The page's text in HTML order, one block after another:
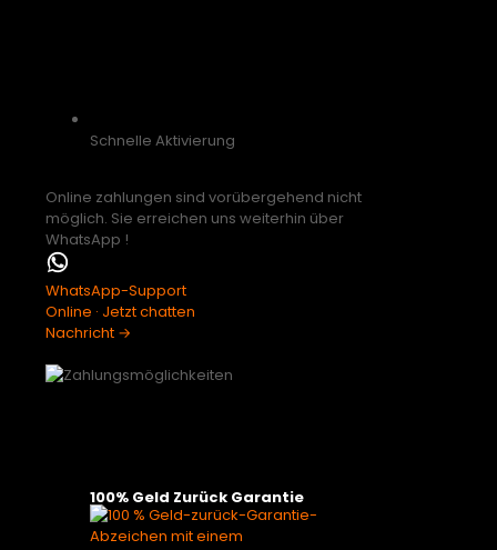
Schnelle Aktivierung
Online zahlungen sind vorübergehend nicht
möglich. Sie erreichen uns weiterhin über
WhatsApp !
WhatsApp-Support
Online · Jetzt chatten
Nachricht →
100% Geld Zurück Garantie